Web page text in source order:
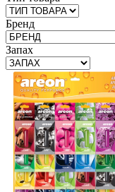
Бренд
Запах